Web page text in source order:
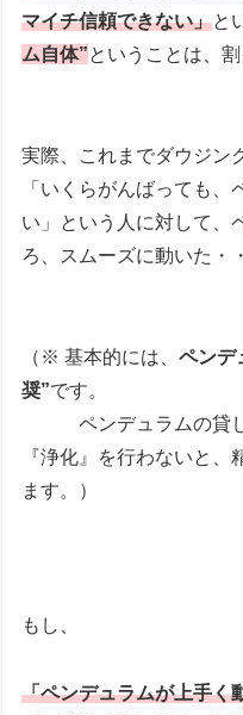
マイチ信頼できない」と
ム自体”ということは、
実際、これまでダウジン
「いくらがんばっても
い」という人に対して、
ろ、スムーズに動いた・
（※ 基本的には、ペンデ
奨”です。
ペンデュラムの貸し
『浄化』を行わないと、
ます。）
もし、
「ペンデュラムが上手く